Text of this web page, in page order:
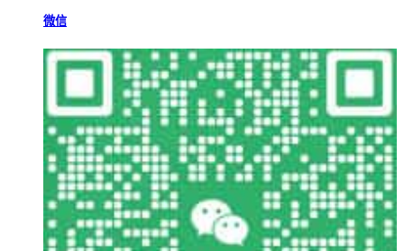
微信